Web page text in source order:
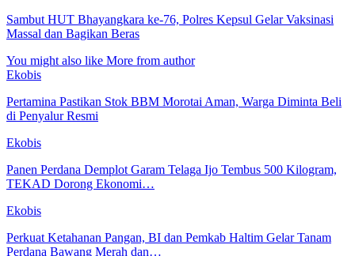
Sambut HUT Bhayangkara ke-76, Polres Kepsul Gelar Vaksinasi
Massal dan Bagikan Beras
You might also like More from author
Ekobis
Pertamina Pastikan Stok BBM Morotai Aman, Warga Diminta Beli
di Penyalur Resmi
Ekobis
Panen Perdana Demplot Garam Telaga Ijo Tembus 500 Kilogram,
TEKAD Dorong Ekonomi…
Ekobis
Perkuat Ketahanan Pangan, BI dan Pemkab Haltim Gelar Tanam
Perdana Bawang Merah dan…